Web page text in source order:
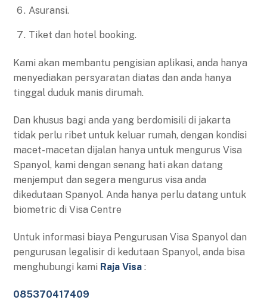
Asuransi.
Tiket dan hotel booking.
Kami akan membantu pengisian aplikasi, anda hanya
menyediakan persyaratan diatas dan anda hanya
tinggal duduk manis dirumah.
Dan khusus bagi anda yang berdomisili di jakarta
tidak perlu ribet untuk keluar rumah, dengan kondisi
macet-macetan dijalan hanya untuk mengurus Visa
Spanyol, kami dengan senang hati akan datang
menjemput dan segera mengurus visa anda
dikedutaan Spanyol. Anda hanya perlu datang untuk
biometric di Visa Centre
Untuk informasi biaya Pengurusan Visa Spanyol dan
pengurusan legalisir di kedutaan Spanyol, anda bisa
menghubungi kami Raja Visa :
085370417409